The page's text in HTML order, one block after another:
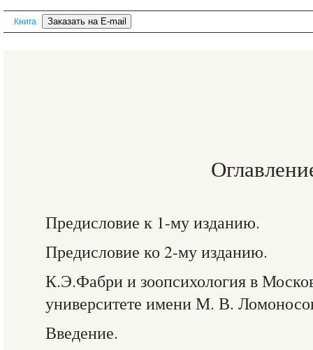
Книга
Предисловие к 1-му изданию.
Предисловие ко 2-му изданию.
К.Э.Фабри и зоопсихология в
университете имени М. В.
Введение.